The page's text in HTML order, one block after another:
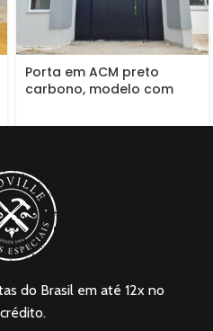
Porta em ACM preto
carbono, modelo com
dupla vedação porta e
do Brasil em até 12x no